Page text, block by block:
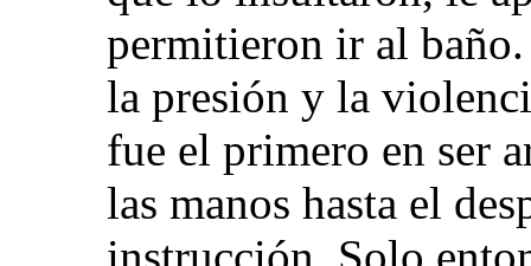
permitieron ir al baño.
la presión y la
fue el primero en ser
las manos hasta el